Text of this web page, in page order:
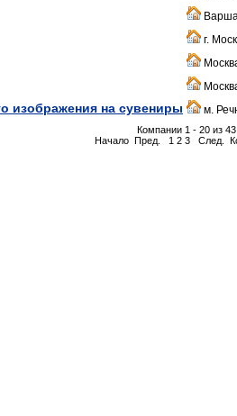
г.
изображения на сувениры м.
Компании 1 - 20 из 43
Начало Пред. 1 2 3 След.